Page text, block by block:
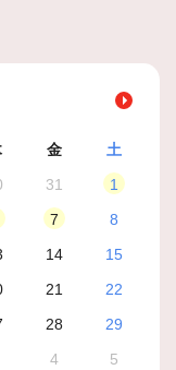
金
土
31
1
7
8
14
15
21
22
28
29
4 5